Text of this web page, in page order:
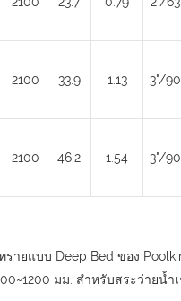
2100 33.9 1.13 3"/90
2100 46.2 1.54 3"/90